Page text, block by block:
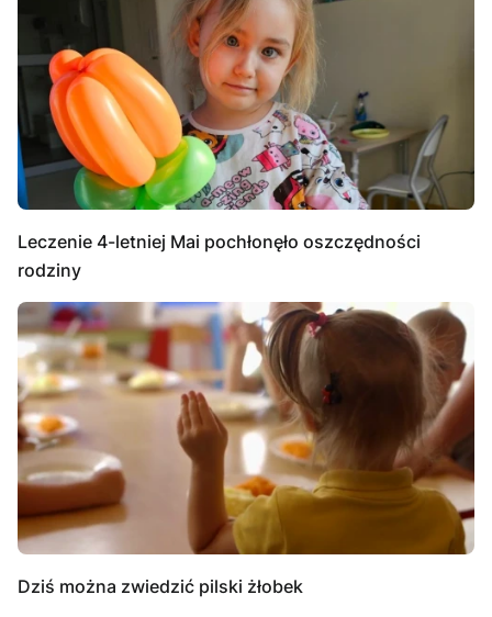
Leczenie 4-letniej Mai pochłonęło oszczędności
rodziny
Dziś można zwiedzić pilski żłobek